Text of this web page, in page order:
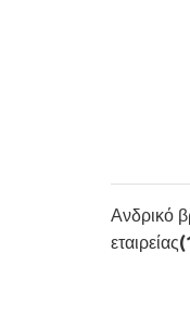
Ανδρικό